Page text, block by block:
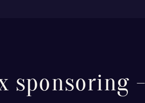
sponsoring